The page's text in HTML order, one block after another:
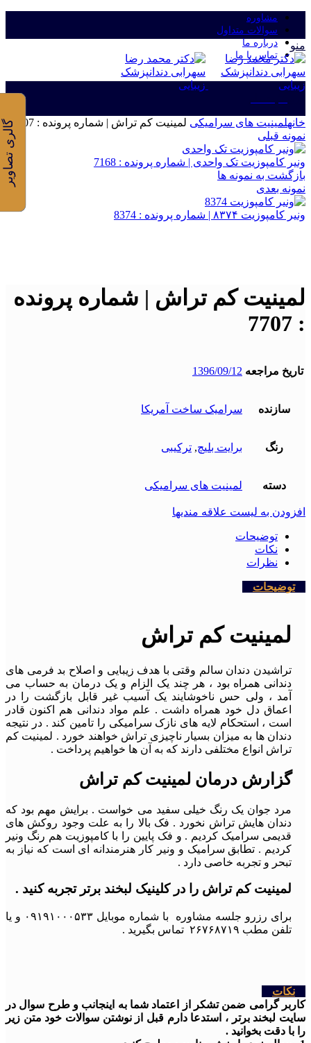
مشاوره
سوالات متداول
درباره ما
تماس با ما
منو
خانهلمینیت های سرامیکی لمینیت کم تراش | شماره پرونده : 7707
نمونه قبلی
ونیر کامپوزیت تک واحدی | شماره پرونده : 7168
بازگشت به نمونه ها
نمونه بعدی
ونیر کامپوزیت ۸۳۷۴ | شماره پرونده : 8374
لمینیت کم تراش | شماره پرونده
: 7707
تاریخ مراجعه 1396/09/12
سازنده سرامیک ساخت آمریکا
رنگ برایت بلیچ, ترکیبی
دسته لمینیت های سرامیکی
افزودن به لیست علاقه مندیها
توضیحات
نکات
نظرات
توضیحات
لمینیت کم تراش
تراشیدن دندان سالم وقتی با هدف زیبایی و اصلاح بد فرمی های
دندانی همراه بود ، هر چند یک الزام و یک درمان به حساب می
آمد ، ولی حس ناخوشایند یک آسیب غیر قابل بازگشت را در
اعماق دل خود همراه داشت . علم مواد دندانی هم اکنون قادر
است ، استحکام لایه های نازک سرامیکی را تامین کند . در نتیجه
دندان ها به میزان بسیار ناچیزی تراش خواهند خورد . لمینیت کم
تراش انواع مختلفی دارند که به آن ها خواهیم پرداخت .
گزارش درمان لمینیت کم تراش
مرد جوان یک رنگ خیلی سفید می خواست . برایش مهم بود که
دندان هایش تراش نخورد . فک بالا را به علت وجود روکش های
قدیمی سرامیک کردیم . و فک پایین را با کامپوزیت هم رنگ ونیر
کردیم . تطابق سرامیک و ونیر کار هنرمندانه ای است که نیاز به
تبحر و تجربه خاصی دارد .
لمینیت کم تراش را در کلینیک لبخند برتر تجربه کنید .
برای رزرو جلسه مشاوره با شماره موبایل ۰۹۱۹۱۰۰۰۵۳۳ و یا
تلفن مطب ۲۶۷۶۸۷۱۹ تماس بگیرید .
نکات
کاربر گرامی ضمن تشکر از اعتماد شما به اینجانب و طرح سوال در
سایت لبخند برتر ، استدعا دارم قبل از نوشتن سوالات خود متن زیر
را با دقت بخوانید .
گالری تصاویر